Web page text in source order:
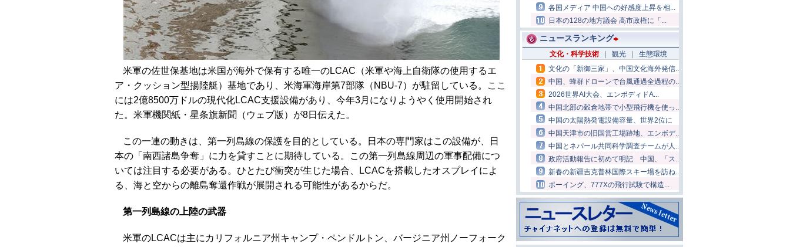
米軍の佐世保基地は米国が海外で保有する唯一のLCAC（米軍や海上自衛隊の使用するエ
ア・クッション型揚陸艇）基地であり、米海軍海岸第7部隊（NBU-7）が駐留している。ここ
には2億8500万ドルの現代化LCAC支援設備があり、今年3月になりようやく使用開始され
た。米軍機関紙・星条旗新聞（ウェブ版）が8日伝えた。
この一連の動きは、第一列島線の保護を目的としている。日本の専門家はこの設備が、日
本の「南西諸島争奪」に力を貸すことに期待している。この第一列島線周辺の軍事配備につ
いては注目する必要がある。ひとたび衝突が生じた場合、LCACを搭載したオスプレイによ
る、海と空からの離島奪還作戦が展開される可能性があるからだ。
第一列島線の上陸の武器
米軍のLCACは主にカリフォルニア州キャンプ・ペンドルトン、バージニア州ノーフォーク